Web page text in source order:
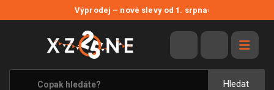
Výprodej – nové slevy od 1. srpna›
Hledat
VÝPRODEJ
VIDEOHRY
XZONE ORIGINALS